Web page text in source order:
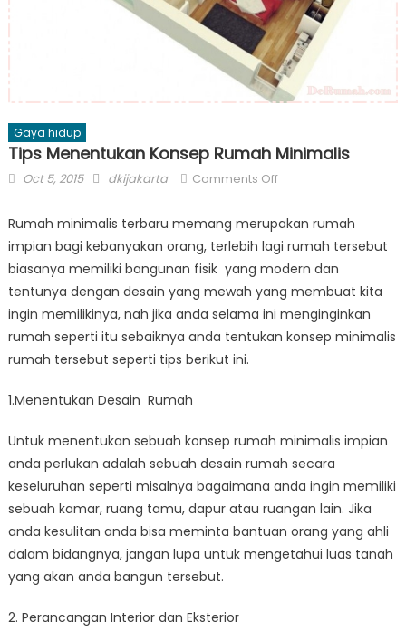
Gaya hidup
Tips Menentukan Konsep Rumah Minimalis
Posted
Oct 5, 2015 Author
dkijakarta Comments Offon
Menentukan
Konsep
Rumah
Rumah minimalis terbaru memang merupakan rumah
impian bagi kebanyakan orang, terlebih lagi rumah tersebut
biasanya memiliki bangunan fisik yang modern dan
tentunya dengan desain yang mewah yang membuat kita
ingin memilikinya, nah jika anda selama ini menginginkan
rumah seperti itu sebaiknya anda tentukan konsep minimalis
rumah tersebut seperti tips berikut ini.
1.Menentukan Desain Rumah
Untuk menentukan sebuah konsep rumah minimalis impian
anda perlukan adalah sebuah desain rumah secara
keseluruhan seperti misalnya bagaimana anda ingin memiliki
sebuah kamar, ruang tamu, dapur atau ruangan lain. Jika
anda kesulitan anda bisa meminta bantuan orang yang ahli
dalam bidangnya, jangan lupa untuk mengetahui luas tanah
yang akan anda bangun tersebut.
2. Perancangan Interior dan Eksterior